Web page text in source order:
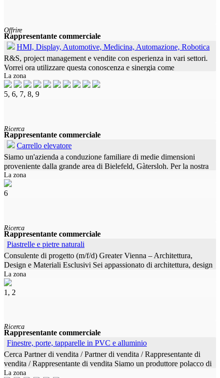
Offrire
Rappresentante commerciale
HMI, Display, Automotive, Medicina, Automazione, Robotica
R&S, project management e vendite con esperienza in vari settori.
Vorrei ora utilizzare questa conoscenza e sinergia come
collegamento per lo sviluppo di nuovi segmenti di mercato e la
creazione
La zona
5, 6, 7, 8, 9
Ricerca
Rappresentante commerciale
Carrello elevatore
Siamo un'azienda a conduzione familiare di medie dimensioni
proveniente dalla grande area di Bielefeld, Gàtersloh. Per la nostra
filiale nella grande area di Francoforte, stiamo cercando un
La zona
6
Ricerca
Rappresentante commerciale
Piastrelle e pietre naturali
Consulente di progetto (m/f/d) Greater Vienna – Architettura,
Design e Materiali Esclusivi Sei appassionato di architettura, design
e materiali pregiati? Allora abbiamo la sfida giusta per voi.
La zona
1, 2
Ricerca
Rappresentante commerciale
Finestre, porte, tapparelle in PVC e alluminio
Cerca Partner di vendita / Partner di vendita / Rappresentante di
vendita / Rappresentante di vendita Siamo un produttore polacco di
prodotti di alta qualità in plastica e alluminio (finestre,
La zona